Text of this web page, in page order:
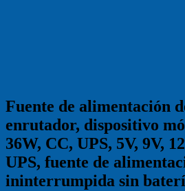
Fuente de alimentación
enrutador, dispositivo
36W, CC, UPS, 5V, 9V,
UPS, fuente de
ininterrumpida sin